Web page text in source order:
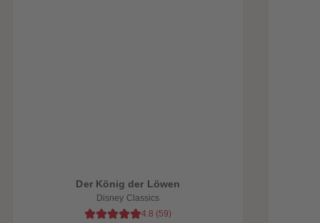
Der König der Löwen
Disney Classics
4.8 (59)